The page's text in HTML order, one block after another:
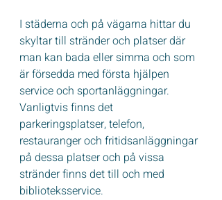
I städerna och på vägarna hittar du
skyltar till stränder och platser där
man kan bada eller simma och som
är försedda med första hjälpen
service och sportanläggningar.
Vanligtvis finns det
parkeringsplatser, telefon,
restauranger och fritidsanläggningar
på dessa platser och på vissa
stränder finns det till och med
biblioteksservice.